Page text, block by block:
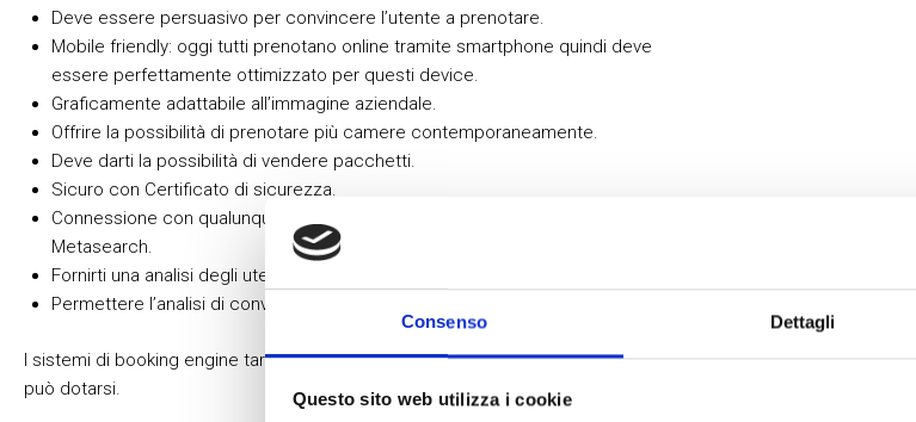
Consenso Dettagli
Questo sito web utilizza i cookie
Deve essere persuasivo per convincere l’utente a prenotare.
Mobile friendly: oggi tutti prenotano online tramite smartphone quindi deve
essere perfettamente ottimizzato per questi device.
Graficamente adattabile all’immagine aziendale.
Offrire la possibilità di prenotare più camere contemporaneamente.
Deve darti la possibilità di vendere pacchetti.
Sicuro con Certificato di sicurezza.
Connessione con qualunque Channel Manager, sistema PMS, piattaforma
Metasearch.
Fornirti una analisi degli utenti in tempo reale.
Permettere l’analisi di conversion Google eCommerce Analytics;
I sistemi di booking engine targatiD-EDGErappresanto il meglio che un hotel
può dotarsi.